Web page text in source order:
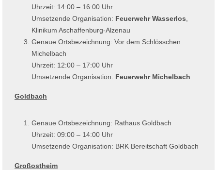
Uhrzeit: 14:00 – 16:00 Uhr
Umsetzende Organisation: Feuerwehr Wasserlos,
Klinikum Aschaffenburg-Alzenau
Genaue Ortsbezeichnung: Vor dem Schlösschen
Michelbach
Uhrzeit: 12:00 – 17:00 Uhr
Umsetzende Organisation: Feuerwehr Michelbach
Goldbach
Genaue Ortsbezeichnung: Rathaus Goldbach
Uhrzeit: 09:00 – 14:00 Uhr
Umsetzende Organisation: BRK Bereitschaft Goldbach
Großostheim